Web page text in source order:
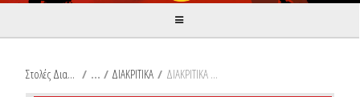
Στολές Διακριτικά Είδη Ιματισμού Π.Σ. / ΔΙΑΚΡΙΤΙΚΑ / ΔΙΑΚΡΙΤΙΚΑ ΒΑΘΜΟΥ